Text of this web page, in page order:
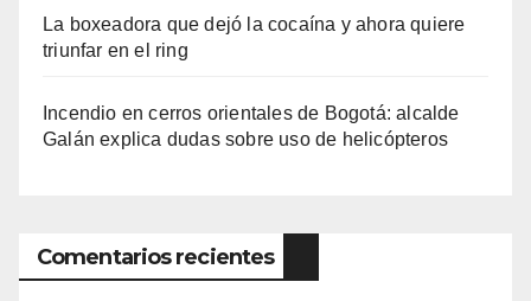
La boxeadora que dejó la cocaína y ahora quiere
triunfar en el ring​
Incendio en cerros orientales de Bogotá: alcalde
Galán explica dudas sobre uso de helicópteros
Comentarios recientes